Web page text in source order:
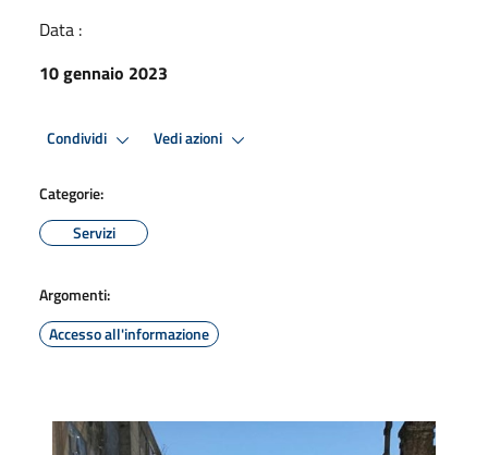
Data :
10 gennaio 2023
Condividi Vedi azioni
Categorie:
Servizi
Argomenti:
Accesso all'informazione